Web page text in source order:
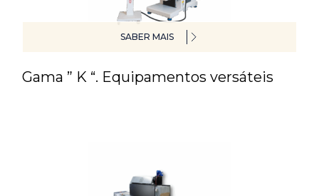
SABER MAIS
Gama ” K “. Equipamentos versáteis